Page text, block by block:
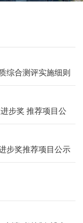
综合测评实施细则
步奖 推荐项目公
步奖推荐项目公示